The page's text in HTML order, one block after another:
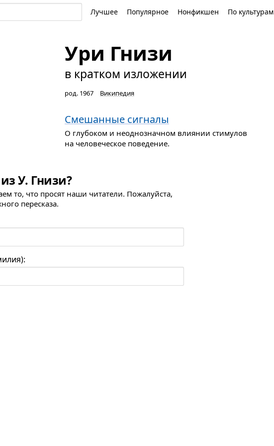
Лучшее Популярное Нонфикшен По культурам
Ури Гнизи
в кратком изложении
род. 1967 Википедия
Смешанные сигналы
О глубоком и неоднозначном влиянии стимулов
на человеческое поведение.
У. Гнизи?
то, что просят наши читатели. Пожалуйста,
пересказа.